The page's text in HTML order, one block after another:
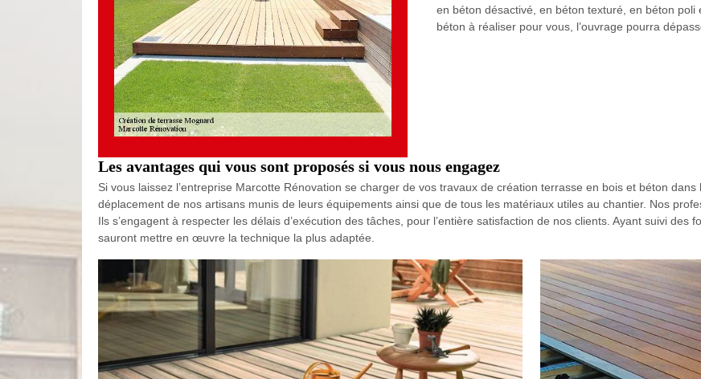
en béton désactivé, en béton texturé, en béton
béton à réaliser pour vous, l’ouvrage pourra
Les avantages qui vous sont proposés si vous nous engagez
Si vous laissez l’entreprise Marcotte Rénovation se charger de vos travaux de création terrasse en bois et béton
déplacement de nos artisans munis de leurs équipements ainsi que de tous les matériaux utiles au chantier. Nos
Ils s’engagent à respecter les délais d’exécution des tâches, pour l’entière satisfaction de nos clients. Ayant suivi
sauront mettre en œuvre la technique la plus adaptée.